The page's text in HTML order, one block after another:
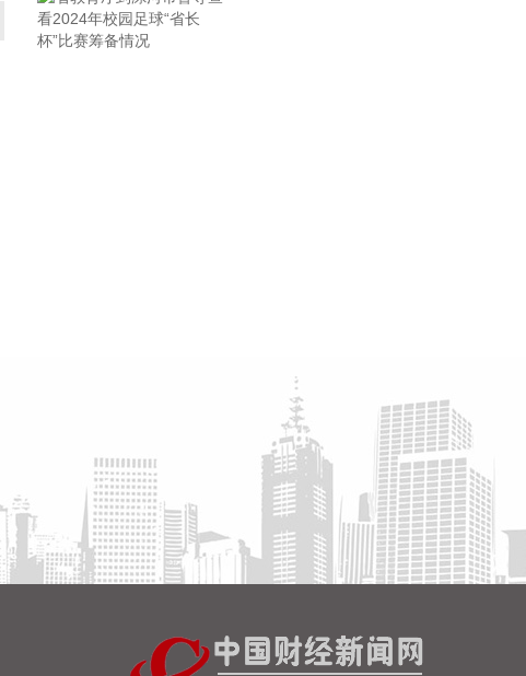
40.62%；归属于上市公司股东的净利润5208.45万
元，同比增长23.47%；基本每股收益0.2886元。报
荣旗科技(301360)8月5日公告，近日，公司取得招商
银行股份有限公司苏州分行出具的《贷款承诺函》，
本次股票回购专项贷款额度不超过4500万元，专项用
于回购公司股票，贷款期限不超过36个月。
2026-08-05 21:34:26
据长飞光纤消息，香港电讯近日宣布，将推出
道（AI DCI Superhighway），为香港同类首创方
案。该项目中，长飞光纤为香港电讯提供自主研发的